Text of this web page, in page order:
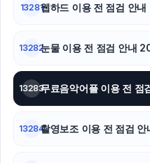
13281웹하드 이용 전 점검 안
13282눈물 이용 전 점검 안내
13283무료음악어플 이용 전
13284촬영보조 이용 전 점검